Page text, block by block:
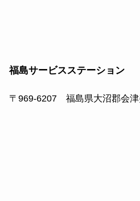
福島サービスステーション
〒969-6207 福島県大沼郡会